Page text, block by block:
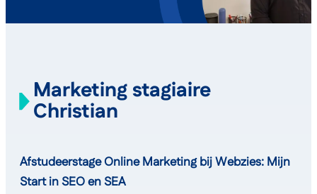
Marketing stagiaire
Christian
Afstudeerstage Online Marketing bij Webzies: Mijn
Start in SEO en SEA